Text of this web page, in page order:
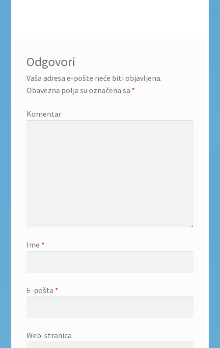
Odgovori
Vaša adresa e-pošte neće biti objavljena.
Obavezna polja su označena sa *
Komentar
Ime *
E-pošta *
Web-stranica